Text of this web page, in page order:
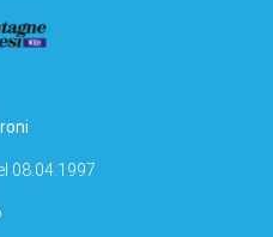
08.04.1997